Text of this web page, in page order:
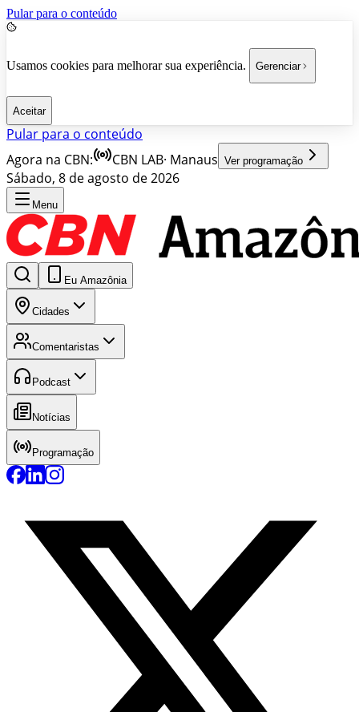
Pular para o conteúdo
Usamos cookies para melhorar sua experiência. Gerenciar
Aceitar
Pular para o conteúdo
Agora na CBN:
CBN LAB· Manaus Ver programação
Sábado, 8 de agosto de 2026
Menu
Eu Amazônia
Cidades
Comentaristas
Podcast
Notícias
Programação